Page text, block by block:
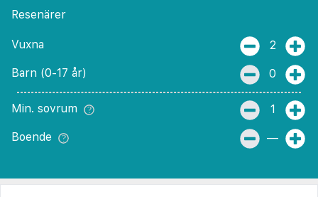
Resenärer
Vuxna 2
Barn (0-17 år) 0
Min. sovrum 1
Boende —